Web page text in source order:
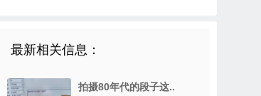
最新相关信息：
拍摄80年代的段子这..